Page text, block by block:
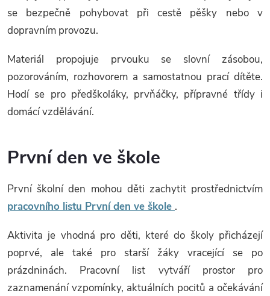
se bezpečně pohybovat při cestě pěšky nebo v
dopravním provozu.
Materiál propojuje prvouku se slovní zásobou,
pozorováním, rozhovorem a samostatnou prací dítěte.
Hodí se pro předškoláky, prvňáčky, přípravné třídy i
domácí vzdělávání.
První den ve škole
První školní den mohou děti zachytit prostřednictvím
pracovního listu První den ve škole .
Aktivita je vhodná pro děti, které do školy přicházejí
poprvé, ale také pro starší žáky vracející se po
prázdninách. Pracovní list vytváří prostor pro
zaznamenání vzpomínky, aktuálních pocitů a očekávání